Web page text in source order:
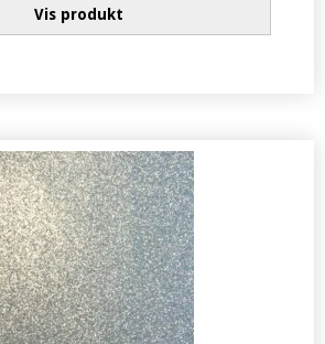
Vis produkt